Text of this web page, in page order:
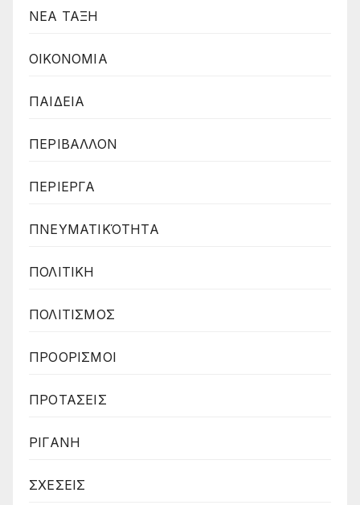
ΝΕΑ ΤΑΞΗ
ΟΙΚΟΝΟΜΙΑ
ΠΑΙΔΕΙΑ
ΠΕΡΙΒΑΛΛΟΝ
ΠΕΡΙΕΡΓΑ
ΠΝΕΥΜΑΤΙΚΌΤΗΤΑ
ΠΟΛΙΤΙΚΗ
ΠΟΛΙΤΙΣΜΟΣ
ΠΡΟΟΡΙΣΜΟΙ
ΠΡΟΤΑΣΕΙΣ
ΡΙΓΑΝΗ
ΣΧΕΣΕΙΣ